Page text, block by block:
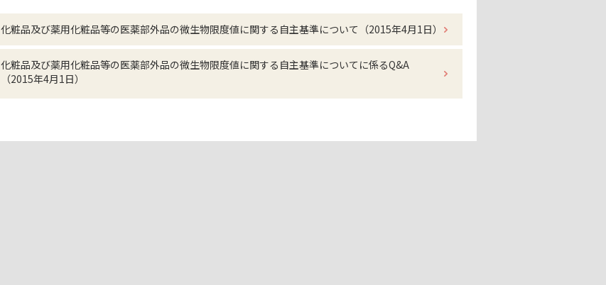
化粧品及び薬用化粧品等の医薬部外品の微生物限度値に関する自主基準について（2015年4月1日）
化粧品及び薬用化粧品等の医薬部外品の微生物限度値に関する自主基準についてに係るQ&A
（2015年4月1日）